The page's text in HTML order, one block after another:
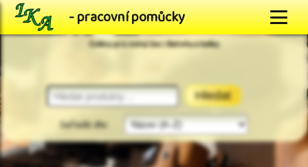
- pracovní pomůcky
Oděvy pro volný čas \ Batohy a tašky
Hledat
Seřadit dle: